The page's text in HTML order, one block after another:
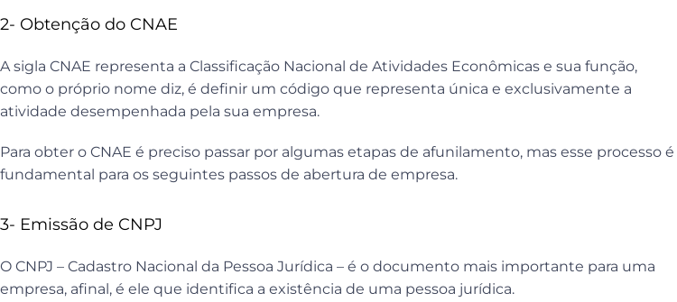
2- Obtenção do CNAE
A sigla CNAE representa a Classificação Nacional de Atividades Econômicas e sua função,
como o próprio nome diz, é definir um código que representa única e exclusivamente a
atividade desempenhada pela sua empresa.
Para obter o CNAE é preciso passar por algumas etapas de afunilamento, mas esse processo é
fundamental para os seguintes passos de abertura de empresa.
3- Emissão de CNPJ
O CNPJ – Cadastro Nacional da Pessoa Jurídica – é o documento mais importante para uma
empresa, afinal, é ele que identifica a existência de uma pessoa jurídica.